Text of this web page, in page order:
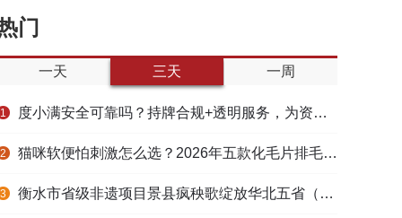
门
一天 三天 一周
1 度小满安全可靠吗？持牌合规+透明服务，为资金周转筑牢多重保障
2 猫咪软便怕刺激怎么选？2026年五款化毛片排毛护肠避坑指南
3 衡水市省级非遗项目景县疯秧歌绽放华北五省（区）市舞蹈大赛舞台